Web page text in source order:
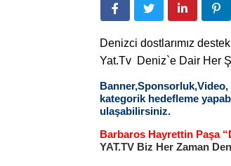
Denizci dostlarımız
Yat.Tv Deniz`e Dair Her
kategorik hedefleme
ulaşabilirsiniz.
Barbaros Hayrettin Paşa
YAT.TV Biz Her Zaman